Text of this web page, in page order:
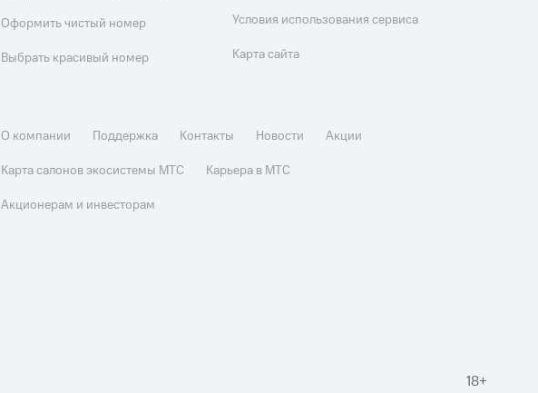
Оформить чистый номер
Выбрать красивый номер
Условия использования сервиса
Карта сайта
О компании Поддержка Контакты Новости
Акции
Карта салонов экосистемы МТС
Карьера в МТС
Акционерам и инвесторам
18+